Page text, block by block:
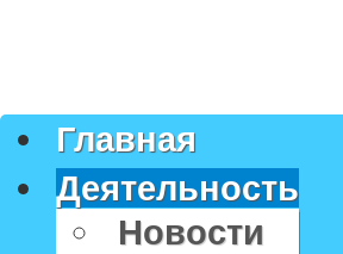
Главная
Деятельность
Новости